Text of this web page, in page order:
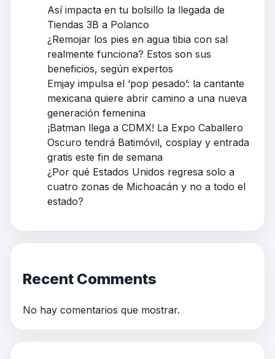
Así impacta en tu bolsillo la llegada de
Tiendas 3B a Polanco
¿Remojar los pies en agua tibia con sal
realmente funciona? Estos son sus
beneficios, según expertos
Emjay impulsa el ‘pop pesado’: la cantante
mexicana quiere abrir camino a una nueva
generación femenina
¡Batman llega a CDMX! La Expo Caballero
Oscuro tendrá Batimóvil, cosplay y entrada
gratis este fin de semana
¿Por qué Estados Unidos regresa solo a
cuatro zonas de Michoacán y no a todo el
estado?
Recent Comments
No hay comentarios que mostrar.